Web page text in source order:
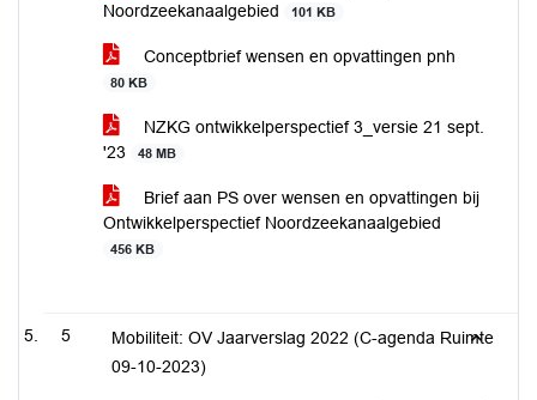
Noordzeekanaalgebied
101 KB
Conceptbrief wensen en opvattingen pnh
80 KB
NZKG ontwikkelperspectief 3_versie 21 sept.
'23
48 MB
Brief aan PS over wensen en opvattingen bij
Ontwikkelperspectief Noordzeekanaalgebied
456 KB
5
Mobiliteit: OV Jaarverslag 2022 (C-agenda Ruimte
09-10-2023)